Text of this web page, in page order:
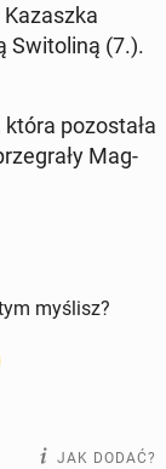
Swi­to­li­ną (7.).
po­zo­sta­ła
Mag­
myślisz?
JAK DODAĆ?